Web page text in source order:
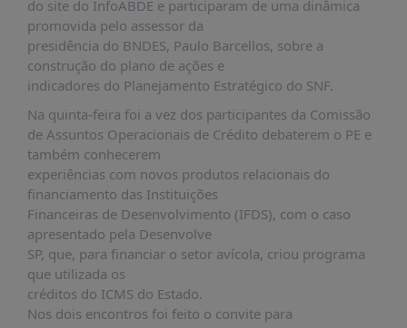
DADOS
FRENTE
PARLAMENTAR
SOBRE
A
FRENTE
MATERIAIS
INFORMAÇÕES
CURSOS
E
EVENTOS
do site do InfoABDE e participaram de uma dinâmica
promovida pelo assessor da
presidência do BNDES, Paulo Barcellos, sobre a
construção do plano de ações e
indicadores do Planejamento Estratégico do SNF.
Na quinta-feira foi a vez dos participantes da Comissão
de Assuntos Operacionais de Crédito debaterem o PE e
também conhecerem
experiências com novos produtos relacionais do
financiamento das Instituições
Financeiras de Desenvolvimento (IFDS), com o caso
apresentado pela Desenvolve
SP, que, para financiar o setor avícola, criou programa
que utilizada os
créditos do ICMS do Estado.
Nos dois encontros foi feito o convite para